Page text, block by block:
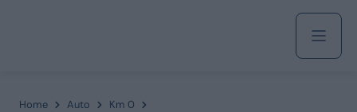
Home Auto
Km 0